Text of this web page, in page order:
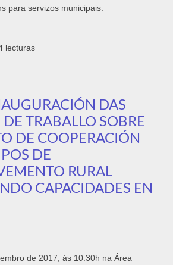
para servizos municipais.
O Concello de Tui contratará a dez
lecturas
DAS
TRABALLO SOBRE
DE COOPERACIÓN
DE
RURAL
CAPACIDADES EN
de 2017, ás 10.30h na Área